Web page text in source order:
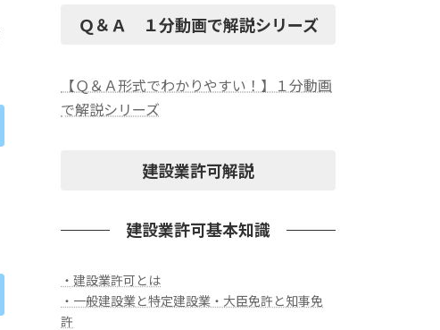
Ｑ＆Ａ １分動画で解説シリーズ
【Ｑ＆Ａ形式でわかりやすい！】１分動画
で解説シリーズ
建設業許可解説
建設業許可基本知識
・建設業許可とは
・一般建設業と特定建設業・大臣免許と知事免
許